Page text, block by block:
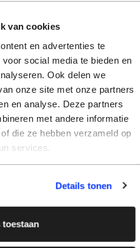
van cookies
en advertenties te
social media te bieden en
Ook delen we
onze site met onze partners
en analyse. Deze partners
met andere informatie
die ze hebben verzameld op
services.
Details tonen
toestaan